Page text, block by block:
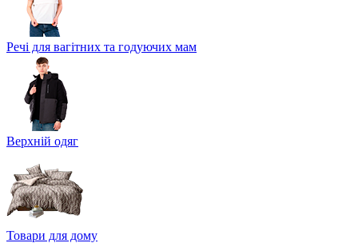
Речі для вагітних та годуючих мам
Верхній одяг
Товари для дому